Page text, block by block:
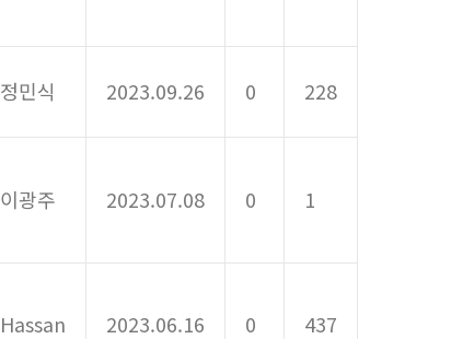
정민식 2023.09.26 0 228
이광주 2023.07.08 0 1
Hassan 2023.06.16 0 437